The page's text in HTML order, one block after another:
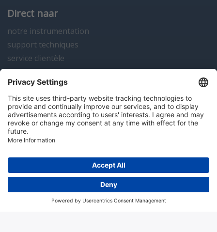
Direct naar
notre instrumentation
support techniques
service clientèle
actualités
contact
Algemene voorwaarden Disclaimer
Colofon
Copyright; 2026 Hitma B.V.. Tous droits réservés.